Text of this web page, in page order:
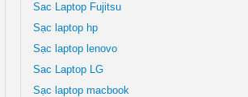
Sac Laptop Fujitsu
Sạc laptop hp
Sạc laptop lenovo
Sac Laptop LG
Sạc laptop macbook